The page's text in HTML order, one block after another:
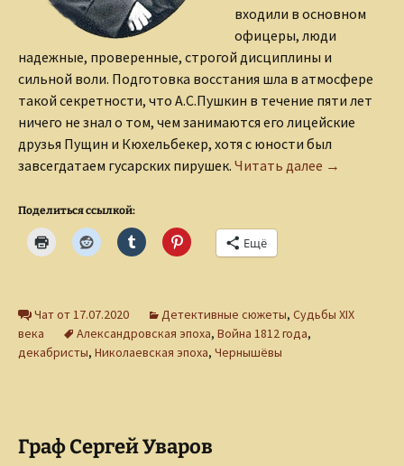
входили в основном
офицеры, люди
надежные, проверенные, строгой дисциплины и
сильной воли. Подготовка восстания шла в атмосфере
такой секретности, что А.С.Пушкин в течение пяти лет
ничего не знал о том, чем занимаются его лицейские
друзья Пущин и Кюхельбекер, хотя с юности был
завсегдатаем гусарских пирушек. Читать далее Декабрист
→
Поделиться ссылкой:
Ещё
Чат от 17.07.2020 Детективные сюжеты, Судьбы XIX
века
Александровская эпоха, Война 1812 года,
декабристы, Николаевская эпоха, Чернышёвы
Граф Сергей Уваров